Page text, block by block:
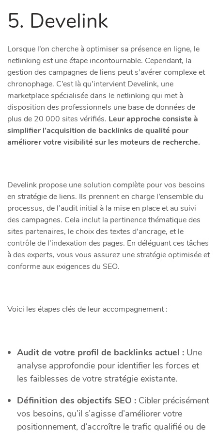
5. Develink
Lorsque l’on cherche à optimiser sa présence en ligne, le
netlinking est une étape incontournable. Cependant, la
gestion des campagnes de liens peut s’avérer complexe et
chronophage. C’est là qu’intervient Develink, une
marketplace spécialisée dans le netlinking qui met à
disposition des professionnels une base de données de
plus de 20 000 sites vérifiés. Leur approche consiste à
simplifier l’acquisition de backlinks de qualité pour
améliorer votre visibilité sur les moteurs de recherche.
Develink propose une solution complète pour vos besoins
en stratégie de liens. Ils prennent en charge l’ensemble du
processus, de l’audit initial à la mise en place et au suivi
des campagnes. Cela inclut la pertinence thématique des
sites partenaires, le choix des textes d’ancrage, et le
contrôle de l’indexation des pages. En déléguant ces tâches
à des experts, vous vous assurez une stratégie optimisée et
conforme aux exigences du SEO.
Voici les étapes clés de leur accompagnement :
Audit de votre profil de backlinks actuel : Une
analyse approfondie pour identifier les forces et
les faiblesses de votre stratégie existante.
Définition des objectifs SEO : Cibler précisément
vos besoins, qu’il s’agisse d’améliorer votre
positionnement, d’accroître le trafic qualifié ou de